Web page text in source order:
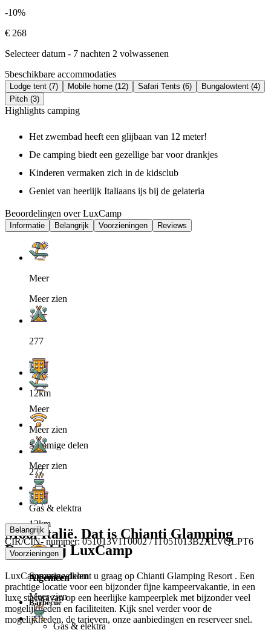
-10%
€ 268
Selecteer datum - 7 nachten 2 volwassenen
5beschikbare accommodaties
Lodge tent (7) Mobile home (12) Safari Tents (6)
Bungalowtent (4)
Pitch (3)
Highlights camping
Het zwembad heeft een glijbaan van 12 meter!
De camping biedt een gezellige bar voor drankjes
Kinderen vermaken zich in de kidsclub
Geniet van heerlijk Italiaans ijs bij de gelateria
Beoordelingen over LuxCamp
Informatie Belangrijk Voorzieningen Reviews
Meer
Meer zien
277
12km
Sommige delen
Meer zien
Gas & elektra
Mooi Italië. Dat is Chianti Glamping
Resort bij LuxCamp
LuxCamp verwelkomt u graag op Chianti Glamping Resort . Een
prachtige locatie voor een bijzonder fijne kampeervakantie, in een
luxe stacaravan op een heerlijke kampeerplek met bijzonder veel
mogelijkheden en faciliteiten. Kijk snel verder voor de
mogelijkheden, de tarieven, onze aanbiedingen en reserveer snel.
Meer
Meer zien
277
12km
Sommige delen
Meer zien
Belangrijk
CIR/CIN- nummer: 051013VIT0002 / IT051013B2XLVQLPT6
Voorzieningen
Algemeen
Barbecue
Gas & elektra